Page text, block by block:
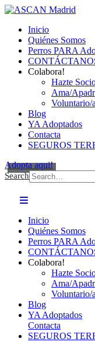
Inicio
Quiénes Somos
Perros PARA
Colabora!
Hazte
Ama/
Voluntario/a
Blog
YA Adoptados
Contacta
SEGUROS
Adopta aqui!
Search
Inicio
Quiénes Somos
Perros PARA
Colabora!
Hazte
Ama/
Voluntario/a
Blog
YA Adoptados
Contacta
SEGUROS